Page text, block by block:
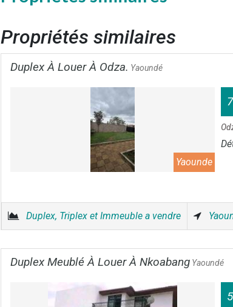
Propriétés similaires
Duplex À Louer À Odza. Yaoundé
Yaounde
Duplex, Triplex et Immeuble a vendre
Duplex Meublé À Louer À Nkoabang Yaoundé